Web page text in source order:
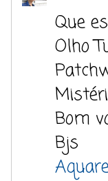
Que
Olho
Bom
Bjs